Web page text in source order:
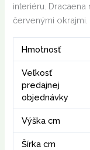
interiéru.
červenými okrajmi.
Hmotnosť
Veľkosť
predajnej
objednávky
Výška cm
Šírka cm